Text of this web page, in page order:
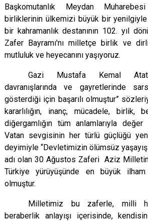
Melikgazi
Yeşilhisar
Başkomutanlık Meydan
birliklerinin ülkemizi büyük bir
bir kahramanlık destanının 102. yıl
Zafer Bayramı'nı milletçe birlik ve
mutluluk ve heyecanını yaşıyoruz.
Gazi Mustafa Kemal
davranışlarında ve gayretlerinde
gösterdiği için başarılı olmuştur”
kararlılığın, inanç, mücadele, birlik,
diğergamlığın tüm anlamlarıyla
Vatan sevgisinin her türlü güçlüğü
deyimiyle “Devletimizin ölümsüz
adı olan 30 Ağustos Zaferi Aziz
Türkiye yürüyüşünde en büyük ilham
olmuştur.
Milletimiz bu zaferle, milli
beraberlik anlayışı içerisinde,